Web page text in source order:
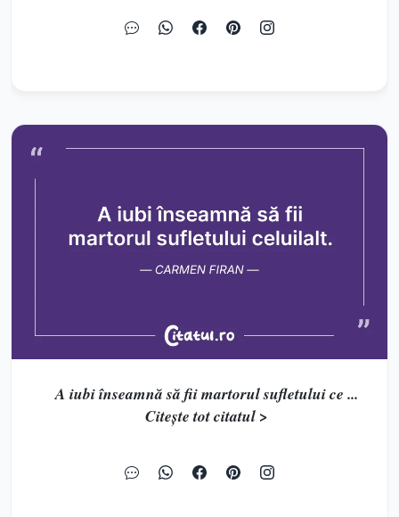
A iubi înseamnă să fii martorul sufletului ce ...
Citește tot citatul >